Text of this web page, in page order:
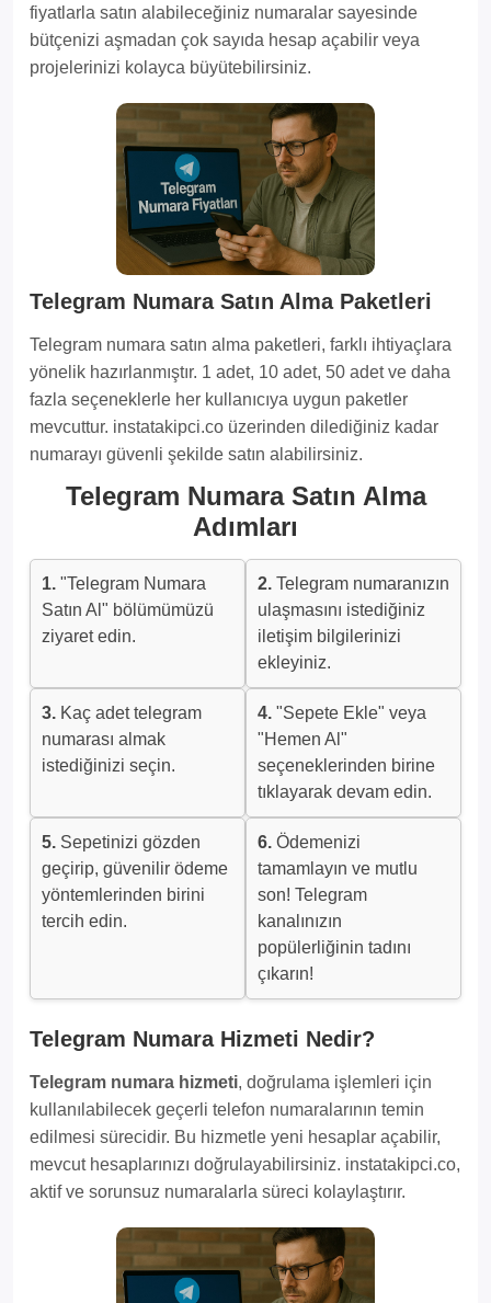
fiyatlarla satın alabileceğiniz numaralar sayesinde
bütçenizi aşmadan çok sayıda hesap açabilir veya
projelerinizi kolayca büyütebilirsiniz.
Telegram Numara Satın Alma Paketleri
Telegram numara satın alma paketleri, farklı ihtiyaçlara
yönelik hazırlanmıştır. 1 adet, 10 adet, 50 adet ve daha
fazla seçeneklerle her kullanıcıya uygun paketler
mevcuttur. instatakipci.co üzerinden dilediğiniz kadar
numarayı güvenli şekilde satın alabilirsiniz.
Telegram Numara Satın Alma
Adımları
1. "Telegram Numara
Satın Al" bölümümüzü
ziyaret edin.
2. Telegram numaranızın
ulaşmasını istediğiniz
iletişim bilgilerinizi
ekleyiniz.
3. Kaç adet telegram
numarası almak
istediğinizi seçin.
4. "Sepete Ekle" veya
"Hemen Al"
seçeneklerinden birine
tıklayarak devam edin.
5. Sepetinizi gözden
geçirip, güvenilir ödeme
yöntemlerinden birini
tercih edin.
6. Ödemenizi
tamamlayın ve mutlu
son! Telegram
kanalınızın
popülerliğinin tadını
çıkarın!
Telegram Numara Hizmeti Nedir?
Telegram numara hizmeti, doğrulama işlemleri için
kullanılabilecek geçerli telefon numaralarının temin
edilmesi sürecidir. Bu hizmetle yeni hesaplar açabilir,
mevcut hesaplarınızı doğrulayabilirsiniz. instatakipci.co,
aktif ve sorunsuz numaralarla süreci kolaylaştırır.